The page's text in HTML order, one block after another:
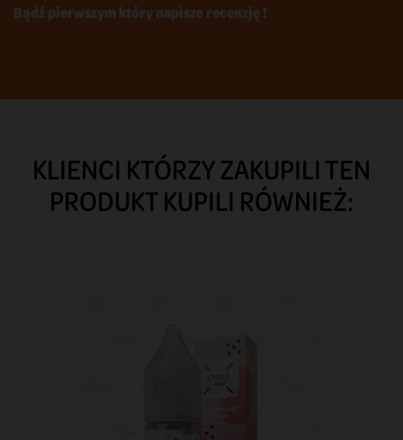
Bądź pierwszym który napisze recenzję !
KLIENCI KTÓRZY ZAKUPILI TEN
PRODUKT KUPILI RÓWNIEŻ: